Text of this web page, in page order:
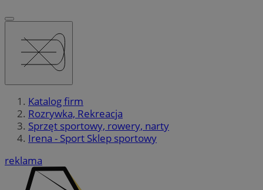
Katalog firm
Rozrywka, Rekreacja
Sprzęt sportowy, rowery, narty
Irena - Sport Sklep sportowy
reklama